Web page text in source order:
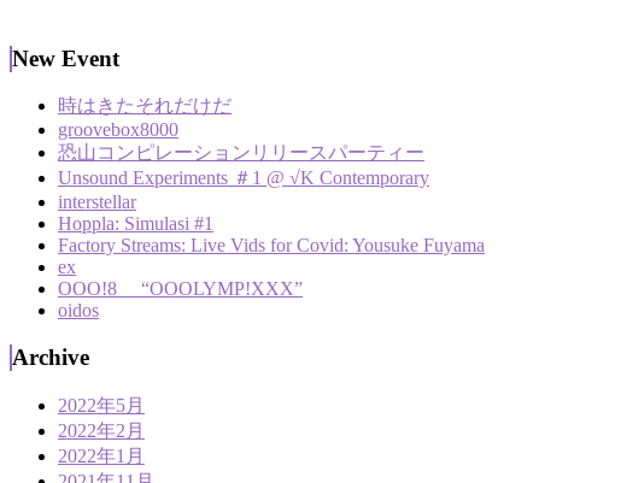
New Event
時はきたそれだけだ
groovebox8000
恐山コンピレーションリリースパーティー
Unsound Experiments ＃1 @ √K Contemporary
interstellar
Hoppla: Simulasi #1
Factory Streams: Live Vids for Covid: Yousuke Fuyama
ex
OOO!8 “OOOLYMP!XXX”
oidos
Archive
2022年5月
2022年2月
2022年1月